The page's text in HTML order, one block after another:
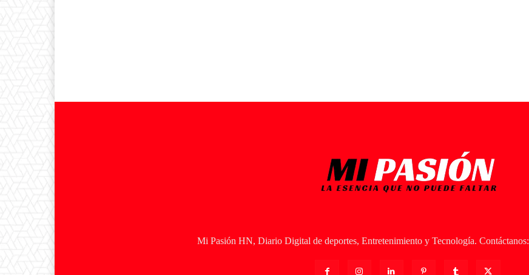
Mi Pasión HN, Diario Digital de deportes, Entretenimiento y Tecnología. Contáctanos: